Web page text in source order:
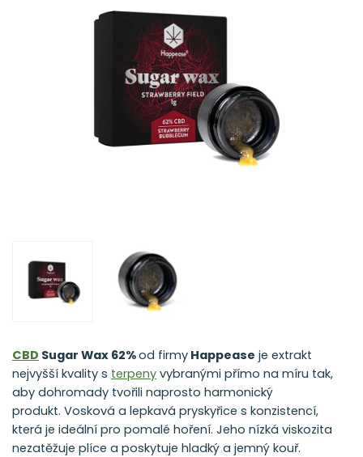
z
hvězdiček.
CBD Sugar Wax 62%od firmy Happease je extrakt
nejvyšší kvality s terpeny vybranými přímo na míru tak,
aby dohromady tvořili naprosto harmonický
produkt. Vosková a lepkavá pryskyřice s konzistencí,
která je ideální pro pomalé hoření. Jeho nízká viskozita
nezatěžuje plíce a poskytuje hladký a jemný kouř.